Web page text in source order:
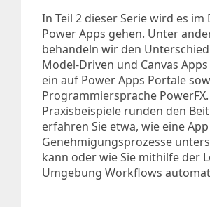
In Teil 2 dieser Serie wird es im
Power Apps gehen. Unter
behandeln wir den
Model-Driven und Canvas
ein auf Power Apps Portale
Programmiersprache
Praxisbeispiele runden den
erfahren Sie etwa, wie eine App
Genehmigungsprozesse
kann oder wie Sie mithilfe der
Umgebung Workflows